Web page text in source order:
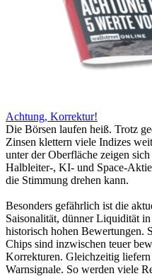
Achtung, Korrektur!
Die Börsen laufen heiß. Trotz
Zinsen klettern viele Indizes
unter der Oberfläche zeigen
Halbleiter-, KI- und Space-
die Stimmung drehen kann.
Besonders gefährlich ist die
Saisonalität, dünner Liquidität
historisch hohen Bewertungen.
Chips sind inzwischen teuer
Korrekturen. Gleichzeitig
Warnsignale. So werden viele